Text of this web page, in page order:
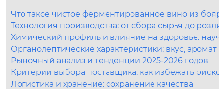
Что такое чистое ферментированное вино из
Технология производства: от сбора сырья до
Химический профиль и влияние на здоровье:
Органолептические характеристики: вкус, аромат
Рыночный анализ и тенденции 2025-2026 годов
Критерии выбора поставщика: как избежать
Логистика и хранение: сохранение качества